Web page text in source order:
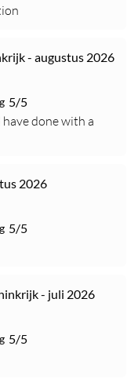
- augustus 2026
5/5
done with a
2026
5/5
- juli 2026
5/5